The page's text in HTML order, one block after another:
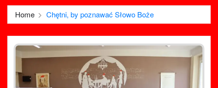
Home Chętni, by poznawać Słowo Boże